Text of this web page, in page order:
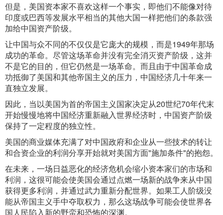
但是，美国资本家不喜欢这样一个事实，即他们不能像对待
印度或巴西等发展水平相当的其他大国一样把他们的条款强
加给中国资产阶级。
让中国与众不同的不仅仅是它庞大的规模，而是1949年那场
成功的革命。尽管这场革命并没有完全消灭资产阶级，这并
不是它的目的，但它仍然是一场革命。而且由于中国革命成
功抵御了美国和其他帝国主义的压力，中国经济几十年来一
直独立发展。
因此，当以美国为首的帝国主义国家决定从20世纪70年代末
开始慢慢地将中国经济重新融入世界经济时，中国资产阶级
保持了一定程度的独立性。
美国的商业媒体充满了对中国政府和企业从一些技术的转让
和合资企业的利润分享开始就对美国方面"施加条件"的抱怨。
在未来，一场日益恶化的经济危机会缩小资本家们的市场和
利润，这很可能会使美国会通过点燃一场新的战争来从中国
获得更多利润，并通过武力重新分配世界。如果工人阶级没
能从帝国主义手中夺取权力，那么这场战争可能会使世界各
国人民陷入新的野蛮和恐怖的深渊。